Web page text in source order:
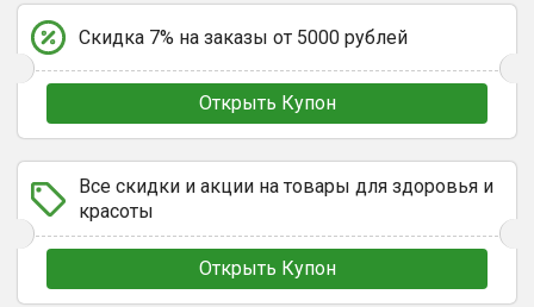
Скидка 7% на заказы от 5000 рублей
Открыть Купон
Все скидки и акции на товары для здоровья и
красоты
Открыть Купон